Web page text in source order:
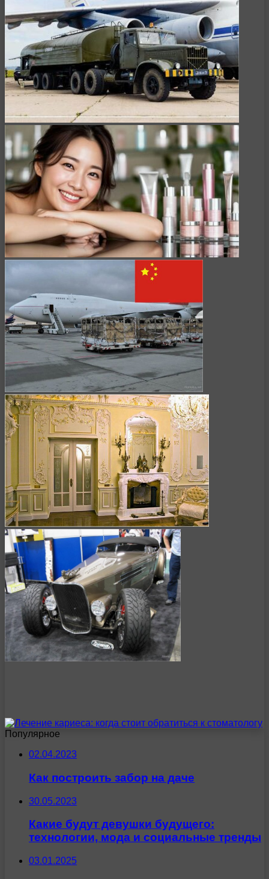
Популярное
02.04.2023
Как построить забор на даче
30.05.2023
Какие будут девушки будущего:
технологии, мода и социальные тренды
03.01.2025